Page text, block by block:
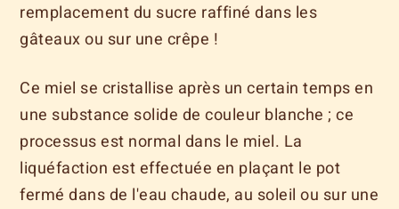
remplacement du sucre raffiné dans les
gâteaux ou sur une crêpe !
Ce miel se cristallise après un certain temps en
une substance solide de couleur blanche ; ce
processus est normal dans le miel. La
liquéfaction est effectuée en plaçant le pot
fermé dans de l'eau chaude, au soleil ou sur une